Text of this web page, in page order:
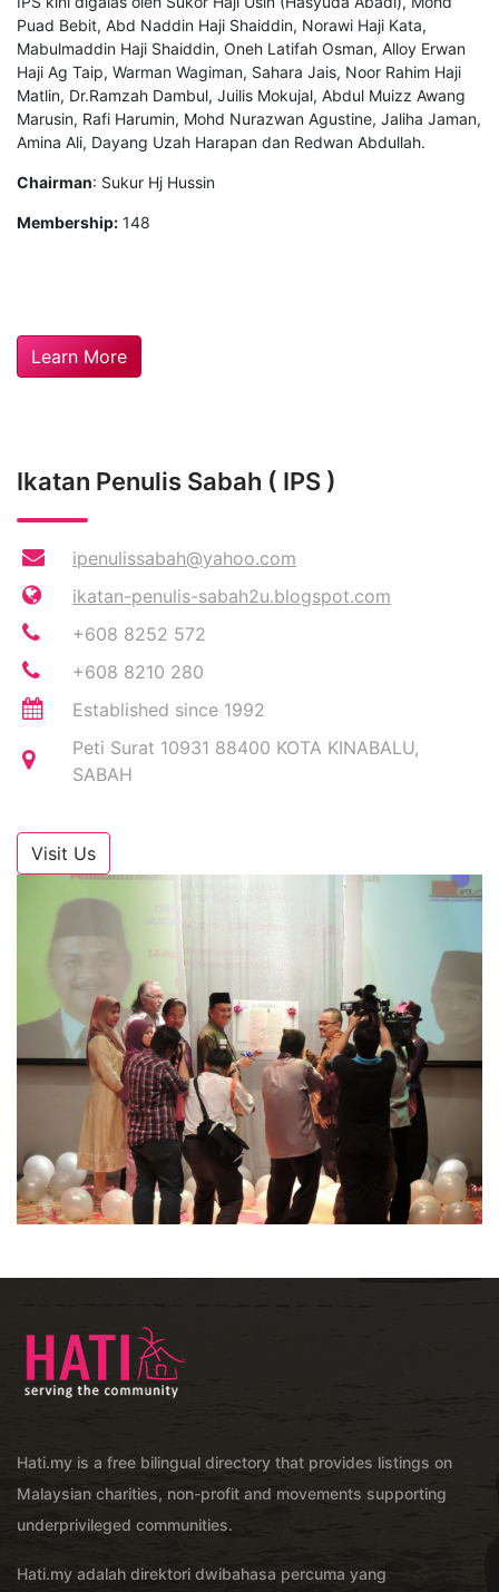
Puad Bebit, Abd Naddin Haji Shaiddin, Norawi Haji Kata,
Mabulmaddin Haji Shaiddin, Oneh Latifah Osman, Alloy Erwan
Haji Ag Taip, Warman Wagiman, Sahara Jais, Noor Rahim Haji
Matlin, Dr.Ramzah Dambul, Juilis Mokujal, Abdul Muizz Awang
Marusin, Rafi Harumin, Mohd Nurazwan Agustine, Jaliha Jaman,
Amina Ali, Dayang Uzah Harapan dan Redwan Abdullah.
Chairman: Sukur Hj Hussin
Membership: 148
Learn More
Ikatan Penulis Sabah ( IPS )
ipenulissabah@yahoo.com
ikatan-penulis-sabah2u.blogspot.com
+608 8252 572
+608 8210 280
Established since 1992
Peti Surat 10931 88400 KOTA KINABALU,
SABAH
Visit Us
Hati.my is a free bilingual directory that provides listings on
Malaysian charities, non-profit and movements supporting
underprivileged communities.
Hati.my adalah direktori dwibahasa percuma yang